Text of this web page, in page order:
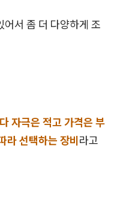
서 좀 더 다양하게 조
자극은 적고 가격은 부
라 선택하는 장비라고